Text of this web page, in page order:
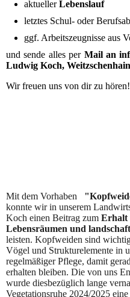
aktuellerLebenslauf
letztes Schul- oder
ggf. Arbeitszeugnisse aus
und sende alles per Mail an
Ludwig Koch,
Wir freuen uns von dir zu hören!
Mit dem Vorhaben
konnte wir in unserem
Koch einen Beitrag zum Erhalt
Lebensräumen und
leisten. Kopfweiden sind
Vögel und Strukturelemente in
regelmäßiger Pflege, damit
erhalten bleiben. Die von uns
wurde diesbezüglich lange
Vegetationsruhe 2024/2025